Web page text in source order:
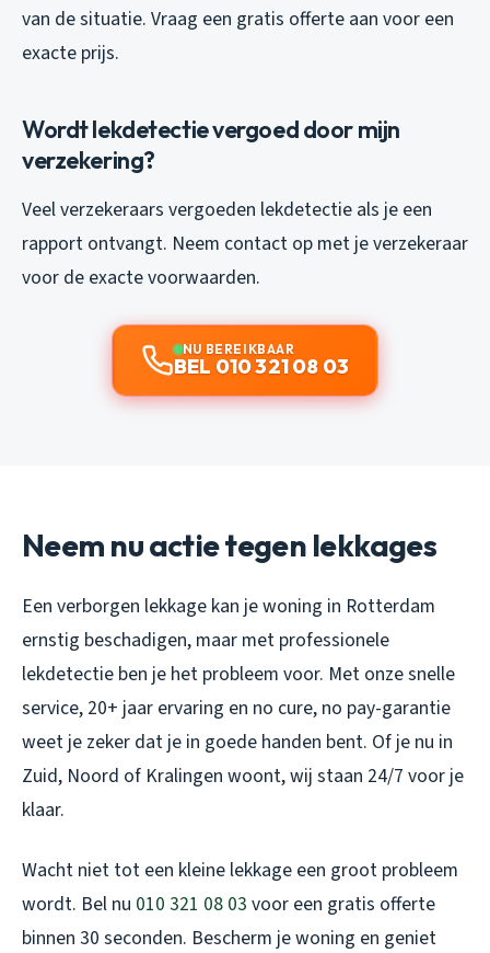
van de situatie. Vraag een gratis offerte aan voor een
exacte prijs.
Wordt lekdetectie vergoed door mijn
verzekering?
Veel verzekeraars vergoeden lekdetectie als je een
rapport ontvangt. Neem contact op met je verzekeraar
voor de exacte voorwaarden.
NU BEREIKBAAR
BEL 010 321 08 03
Neem nu actie tegen lekkages
Een verborgen lekkage kan je woning in Rotterdam
ernstig beschadigen, maar met professionele
lekdetectie ben je het probleem voor. Met onze snelle
service, 20+ jaar ervaring en no cure, no pay-garantie
weet je zeker dat je in goede handen bent. Of je nu in
Zuid, Noord of Kralingen woont, wij staan 24/7 voor je
klaar.
Wacht niet tot een kleine lekkage een groot probleem
wordt. Bel nu 010 321 08 03 voor een gratis offerte
binnen 30 seconden. Bescherm je woning en geniet